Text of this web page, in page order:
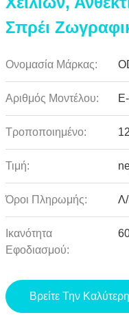
Σπρέι
Ονομασία Μάρκας:
Αριθμός Μοντέλου:
Τροποποιημένο:
Τιμή:
Όροι Πληρωμής:
Ικανότητα
Εφοδιασμού:
Βρείτε Την